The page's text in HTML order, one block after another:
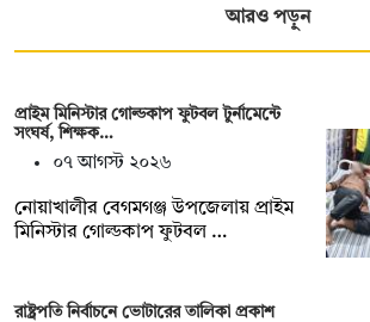
আরও পড়ুন
প্রাইম মিনিস্টার গোল্ডকাপ ফুটবল টুর্নামেন্টে
সংঘর্ষ, শিক্ষক…
০৭ আগস্ট ২০২৬
নোয়াখালীর বেগমগঞ্জ উপজেলায় প্রাইম
মিনিস্টার গোল্ডকাপ ফুটবল …
রাষ্ট্রপতি নির্বাচনে ভোটারের তালিকা প্রকাশ